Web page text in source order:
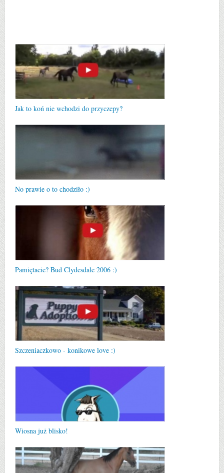
Jak to koń nie wchodzi do przyczepy?
No prawie o to chodziło :)
Pamiętacie? Bud Clydesdale 2006 :)
Szczeniaczkowo - konikowe love :)
Wiosna już blisko!